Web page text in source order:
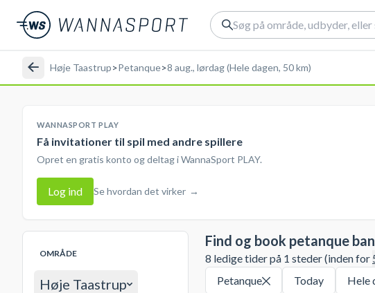
Høje Taastrup>Petanque>8 aug., lørdag (Hele dagen, 50 km)
WANNASPORT PLAY
Få invitationer til spil med andre spillere
Opret en gratis konto og deltag i WannaSport PLAY.
Log ind Se hvordan det virker →
OMRÅDE
Høje Taastrup
Find og book petanque
8 ledige tider på 1 steder (inden for
Petanque Today Hele